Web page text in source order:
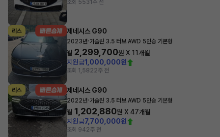
조회 5531주 전
리스 제네시스 G90
2023년·가솔린 3.5 터보 AWD 5인승 기본형
월 2,299,700원 X 11개월
지원금1,000,000원
조회 1,5822주 전
리스 제네시스 G90
2022년·가솔린 3.5 터보 AWD 5인승 기본형
월 1,202,880원 X47개월
지원금7,700,000원
조회 942주 전